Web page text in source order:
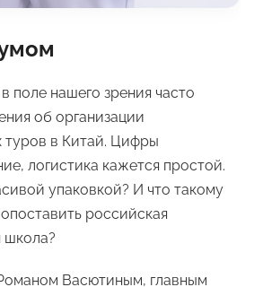
поле нашего зрения часто
об организации
туров в Китай. Цифры
логистика кажется простой.
упаковкой? И что такому
российская
школа?
Васютиным, главным